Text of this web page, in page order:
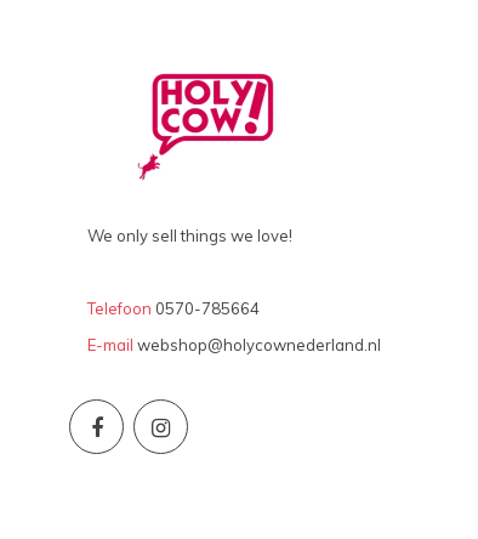
We only sell things we love!
Telefoon 0570-785664
E-mail webshop@holycownederland.nl